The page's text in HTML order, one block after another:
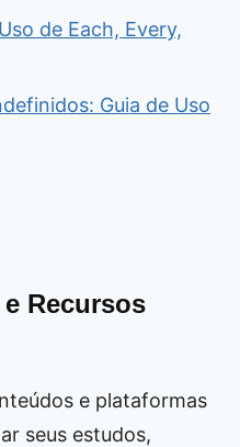
de Each, Every,
Guia de Uso
Recursos
e plataformas
seus estudos,